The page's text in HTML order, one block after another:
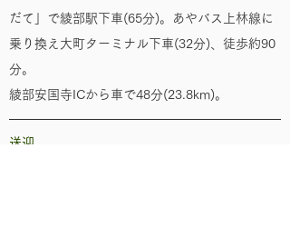
だて」で綾部駅下車(65分)。あやバス上林線に
乗り換え大町ターミナル下車(32分)、徒歩約90
分。
綾部安国寺ICから車で48分(23.8km)。
​送迎